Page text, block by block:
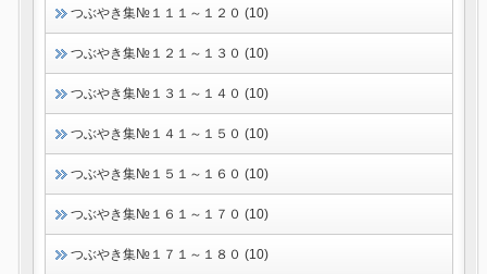
つぶやき集№１１１～１２０ (10)
つぶやき集№１２１～１３０ (10)
つぶやき集№１３１～１４０ (10)
つぶやき集№１４１～１５０ (10)
つぶやき集№１５１～１６０ (10)
つぶやき集№１６１～１７０ (10)
つぶやき集№１７１～１８０ (10)